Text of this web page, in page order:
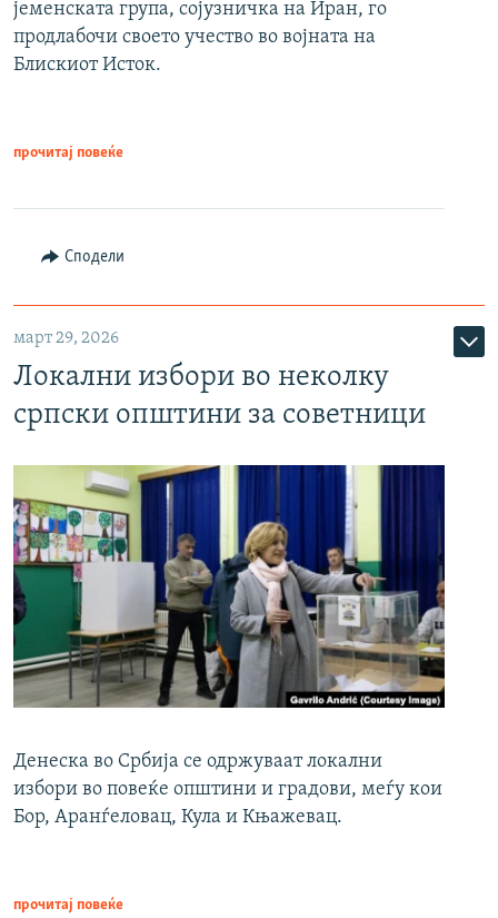
јеменската група, сојузничка на Иран, го
продлабочи своето учество во војната на
Блискиот Исток.
прочитај повеќе
Сподели
март 29, 2026
Локални избори во неколку
српски општини за советници
Денеска во Србија се одржуваат локални
избори во повеќе општини и градови, меѓу кои
Бор, Аранѓеловац, Кула и Књажевац.
прочитај повеќе